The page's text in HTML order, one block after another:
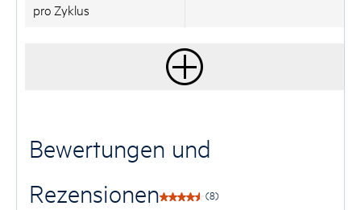
pro Zyklus
Bewertungen und
Rezensionen
(8)